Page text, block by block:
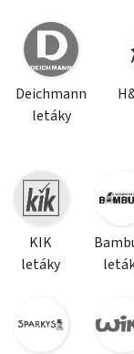
Deichmann
letáky
KIK
letáky